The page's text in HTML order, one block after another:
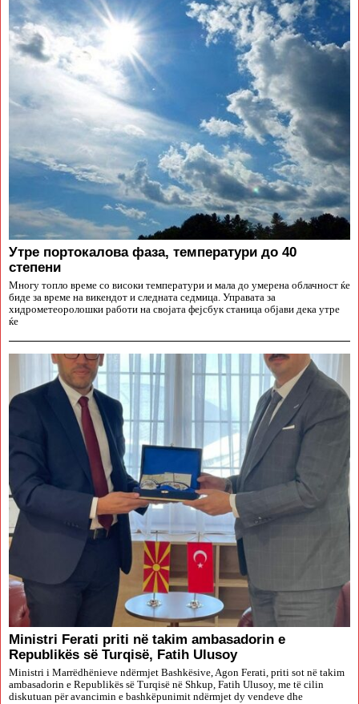
Утре портокалова фаза, температури до 40
степени
Многу топло време со високи температури и мала до умерена облачност ќе
биде за време на викендот и следната седмица. Управата за
хидрометеоролошки работи на својата фејсбук станица објави дека утре
ќе
Ministri Ferati priti në takim ambasadorin e
Republikës së Turqisë, Fatih Ulusoy
Ministri i Marrëdhënieve ndërmjet Bashkësive, Agon Ferati, priti sot në takim
ambasadorin e Republikës së Turqisë në Shkup, Fatih Ulusoy, me të cilin
diskutuan për avancimin e bashkëpunimit ndërmjet dy vendeve dhe